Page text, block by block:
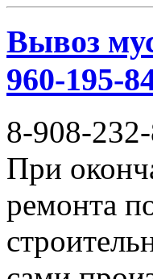
Вывоз
960-195-
8-908-
При
ремонта